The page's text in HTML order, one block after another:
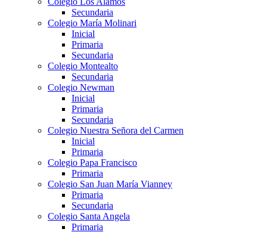
Secundaria
Colegio María Molinari
Inicial
Primaria
Secundaria
Colegio Montealto
Secundaria
Colegio Newman
Inicial
Primaria
Secundaria
Colegio Nuestra Señora del Carmen
Inicial
Primaria
Colegio Papa Francisco
Primaria
Colegio San Juan María Vianney
Primaria
Secundaria
Colegio Santa Angela
Primaria